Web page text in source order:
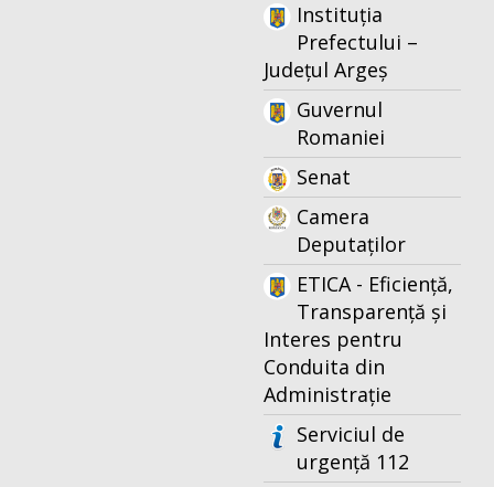
Instituția
Prefectului –
Județul Argeș
Guvernul
Romaniei
Senat
Camera
Deputaților
ETICA - Eficiență,
Transparență și
Interes pentru
Conduita din
Administrație
Serviciul de
urgență 112